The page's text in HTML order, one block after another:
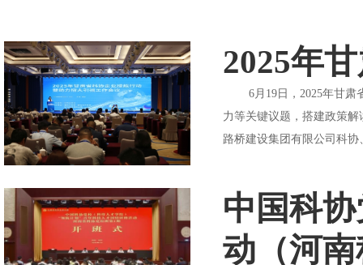
2025年
6月19日，2025年甘肃省
力等关键议题，搭建政策
路桥建设集团有限公司科
中国科
动（河